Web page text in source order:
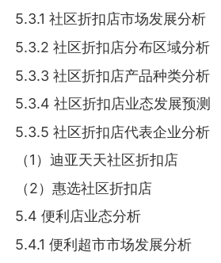
5.3.1 社区折扣店市场发展分析
5.3.2 社区折扣店分布区域分析
5.3.3 社区折扣店产品种类分析
5.3.4 社区折扣店业态发展预测
5.3.5 社区折扣店代表企业分析
（1）迪亚天天社区折扣店
（2）惠选社区折扣店
5.4 便利店业态分析
5.4.1 便利超市市场发展分析